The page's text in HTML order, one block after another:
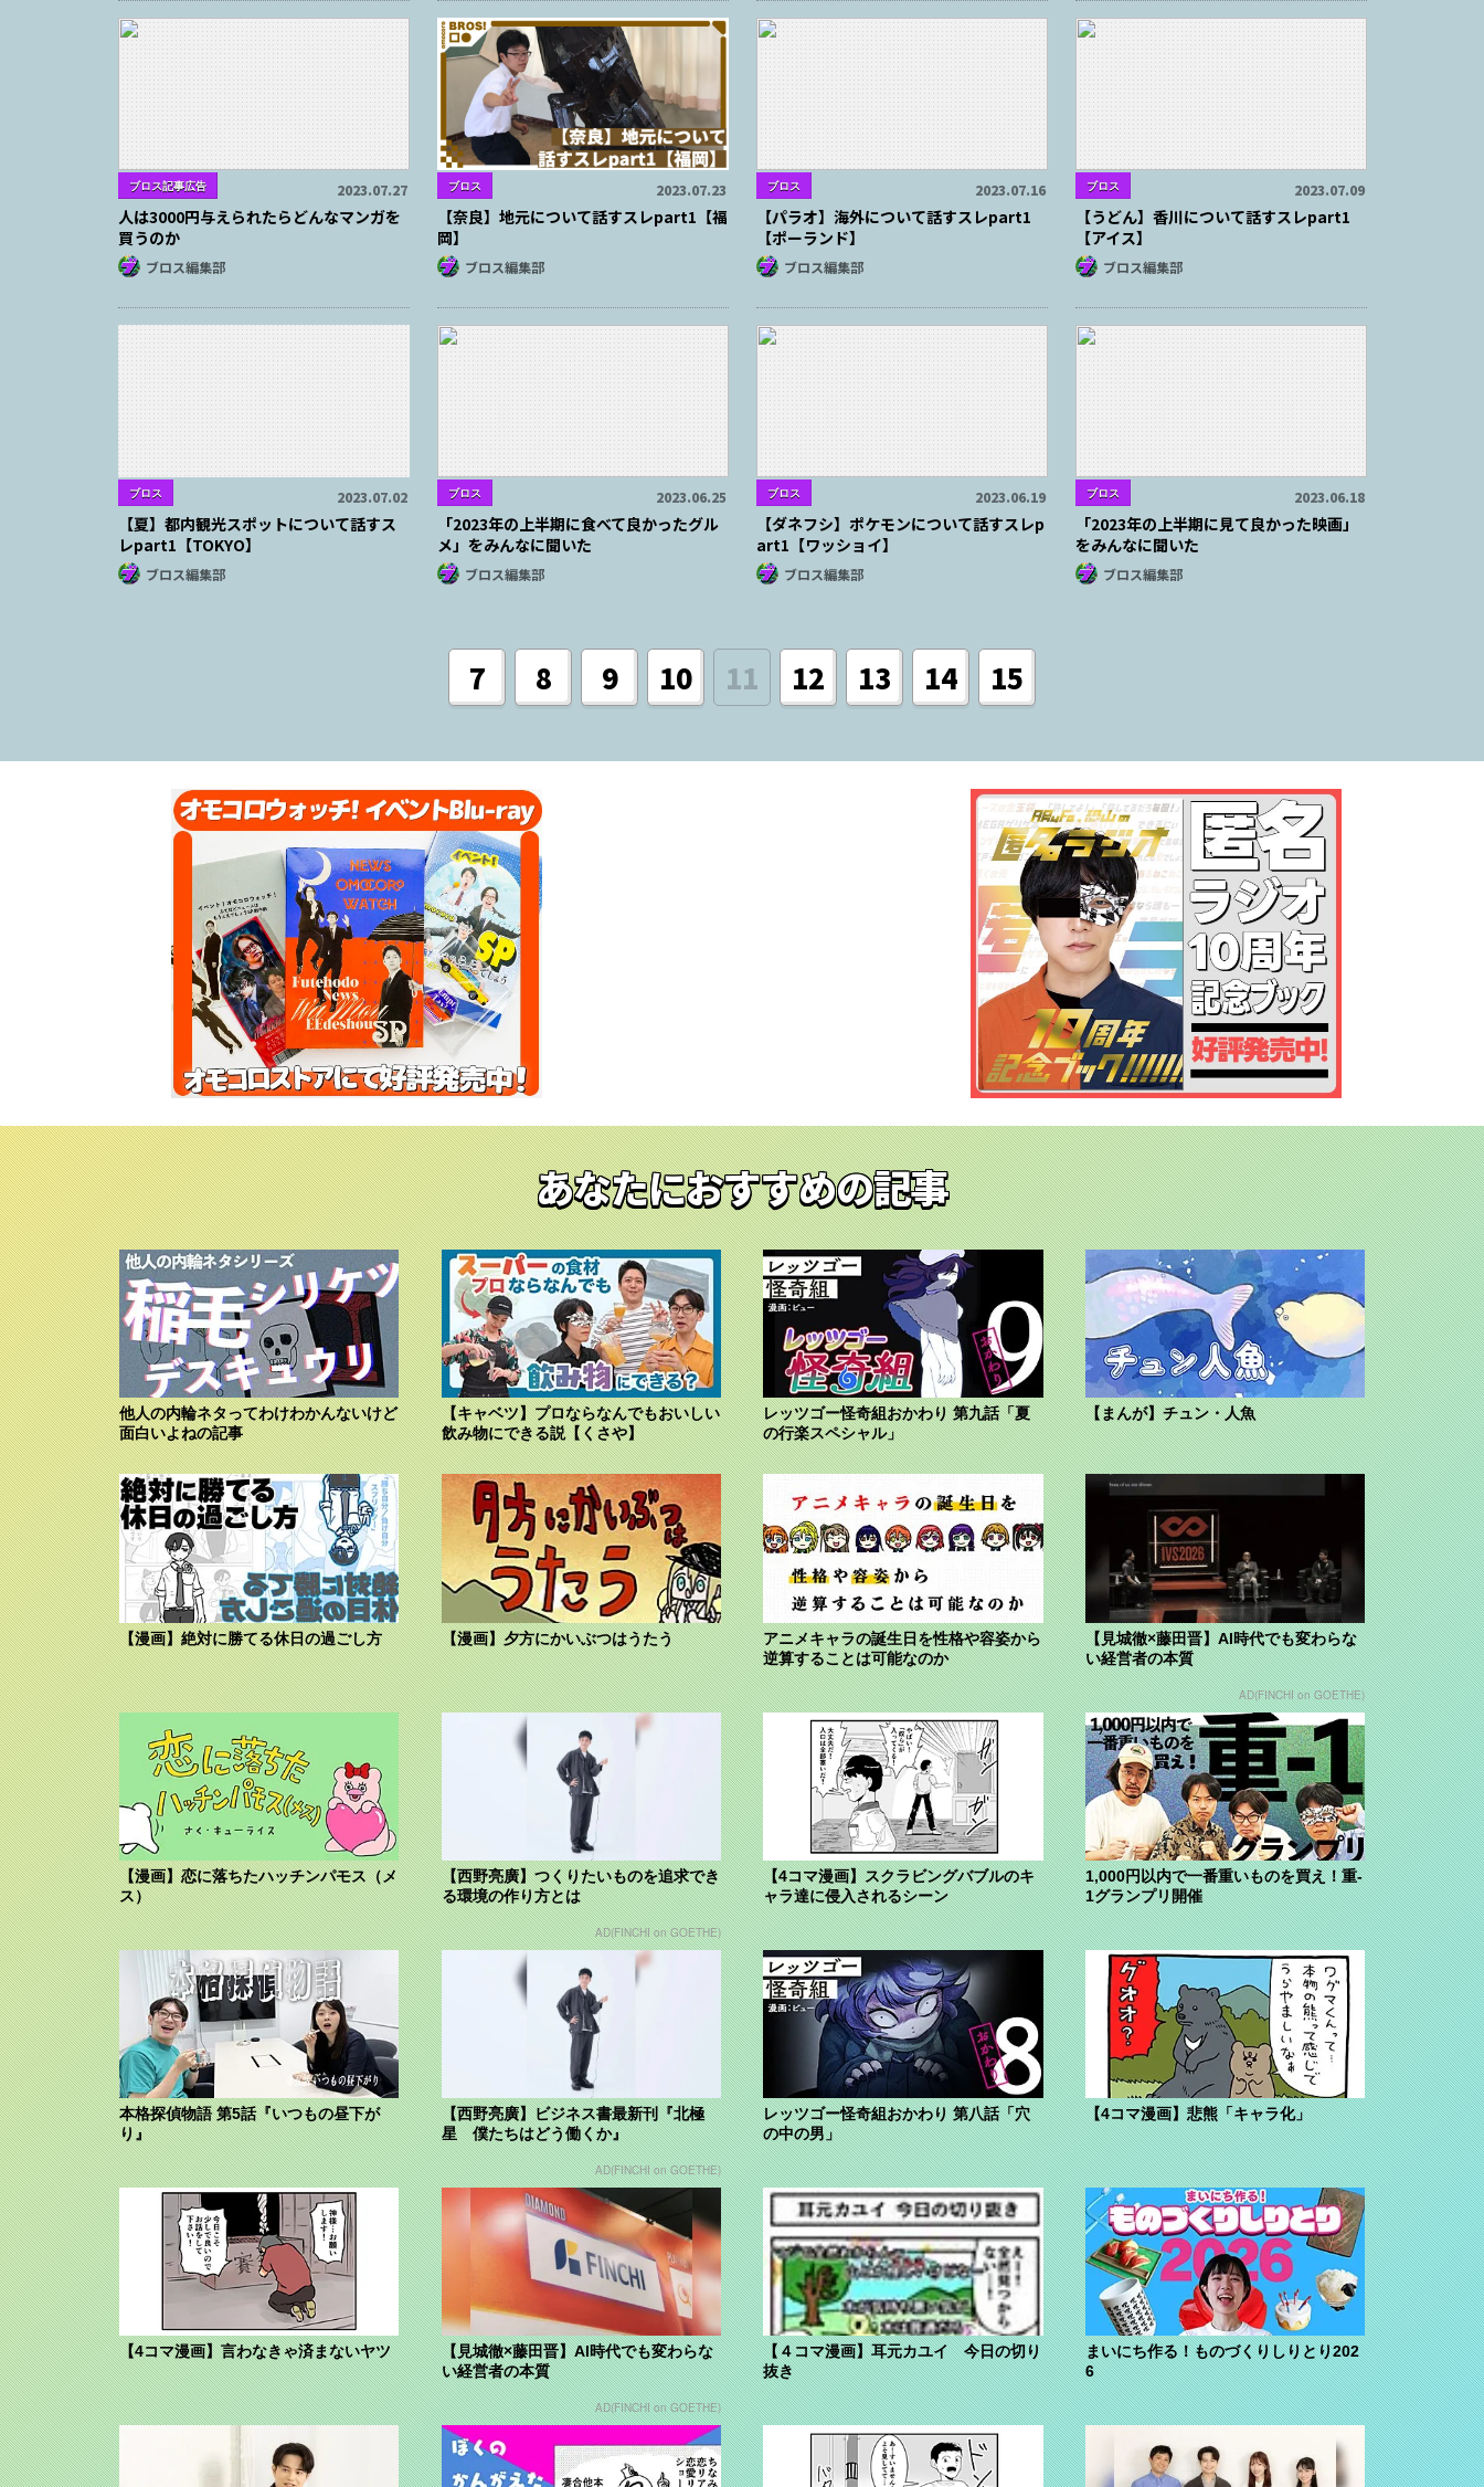
ブロス記事広告 2023.07.27
人は3000円与えられたらどんなマンガを
買うのか
ブロス編集部
ブロス 2023.07.23
【奈良】地元について話すスレpart1【福
岡】
ブロス編集部
ブロス 2023.07.16
【パラオ】海外について話すスレpart1
【ポーランド】
ブロス編集部
ブロス 2023.07.09
【うどん】香川について話すスレpart1
【アイス】
ブロス編集部
ブロス 2023.07.02
【夏】都内観光スポットについて話すス
レpart1【TOKYO】
ブロス編集部
ブロス 2023.06.25
「2023年の上半期に食べて良かったグル
メ」をみんなに聞いた
ブロス編集部
ブロス 2023.06.19
【ダネフシ】ポケモンについて話すスレp
art1【ワッショイ】
ブロス編集部
ブロス 2023.06.18
「2023年の上半期に見て良かった映画」
をみんなに聞いた
ブロス編集部
7 8 9 10 11 12 13 14 15
あなたにおすすめの記事
他人の内輪ネタってわけわかんないけど
面白いよねの記事
【キャベツ】プロならなんでもおいしい
飲み物にできる説【くさや】
レッツゴー怪奇組おかわり 第九話「夏
の行楽スペシャル」
【まんが】チュン・人魚
【漫画】絶対に勝てる休日の過ごし方 【漫画】夕方にかいぶつはうたう
アニメキャラの誕生日を性格や容姿から
逆算することは可能なのか
【見城徹×藤田晋】AI時代でも変わらな
い経営者の本質
AD(FINCHI on GOETHE)
【漫画】恋に落ちたハッチンパモス（メ
ス）
【西野亮廣】つくりたいものを追求でき
る環境の作り方とは
AD(FINCHI on GOETHE)
【4コマ漫画】スクラビングバブルのキ
ャラ達に侵入されるシーン
1,000円以内で一番重いものを買え！重-
1グランプリ開催
本格探偵物語 第5話『いつもの昼下が
り』
【西野亮廣】ビジネス書最新刊『北極
星 僕たちはどう働くか』
AD(FINCHI on GOETHE)
レッツゴー怪奇組おかわり 第八話「穴
の中の男」
【4コマ漫画】悲熊「キャラ化」
【4コマ漫画】言わなきゃ済まないヤツ
【見城徹×藤田晋】AI時代でも変わらな
い経営者の本質
AD(FINCHI on GOETHE)
【４コマ漫画】耳元カユイ 今日の切り
抜き
まいにち作る！ものづくりしりとり202
6